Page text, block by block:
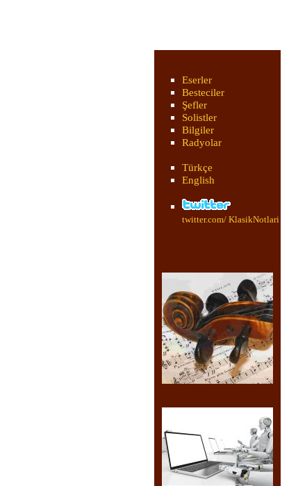
Eserler
Besteciler
Şefler
Solistler
Bilgiler
Radyolar
Türkçe
English
twitter.com/ KlasikNotlari